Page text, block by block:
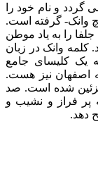
باز می گردد و نام خود را
وانک- گرفته است.
را به یاد موطن
کلمه وانک در زبان
یک کلیسای جامع
اصفهان نیز هست.
تزئین شده است. صد
پر فراز و نشیب و
دهد.